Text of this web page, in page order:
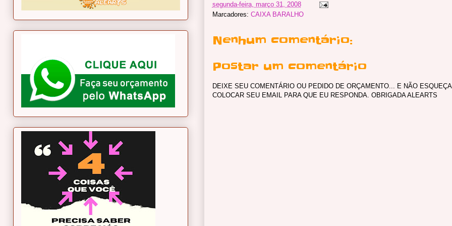
segunda-feira, março 31, 2008
Marcadores: CAIXA BARALHO
Nenhum comentário:
Postar um comentário
DEIXE SEU COMENTÁRIO OU PEDIDO DE ORÇAMENTO... E NÃO
COLOCAR SEU EMAIL PARA QUE EU RESPONDA. OBRIGADA ALEARTS